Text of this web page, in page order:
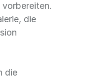
vorbereiten.
die
die